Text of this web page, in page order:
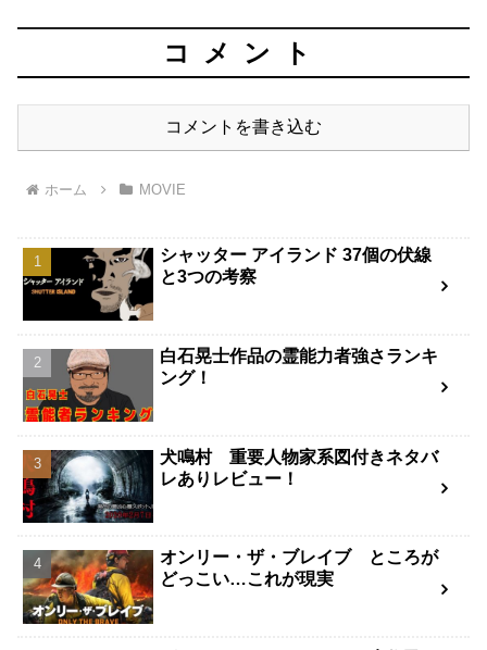
コメント
コメントを書き込む
ホーム MOVIE
シャッター アイランド 37個の伏線
と3つの考察
白石晃士作品の霊能力者強さランキ
ング！
犬鳴村 重要人物家系図付きネタバ
レありレビュー！
オンリー・ザ・ブレイブ ところが
どっこい…これが現実